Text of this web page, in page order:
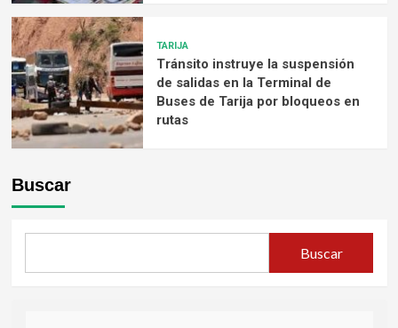
TARIJA
Tránsito instruye la suspensión
de salidas en la Terminal de
Buses de Tarija por bloqueos en
rutas
Buscar
Buscar